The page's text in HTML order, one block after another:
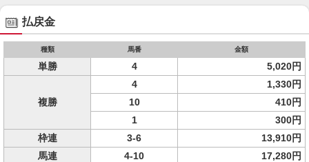
払戻金
種類 馬番 金額
単勝 4 5,020円
複勝
4
1,330円
10
410円
1
300円
枠連
3-6
13,910円
馬連
4-10 17,280円